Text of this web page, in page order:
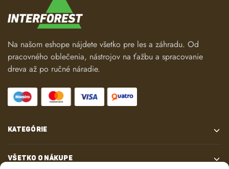
Na našom eshope nájdete všetko pre les a záhradu. Od
pracovného oblečenia, nástrojov na ťažbu a spracovanie
dreva až po ručné náradie.
KATEGÓRIE
VŠETKO O NÁKUPE